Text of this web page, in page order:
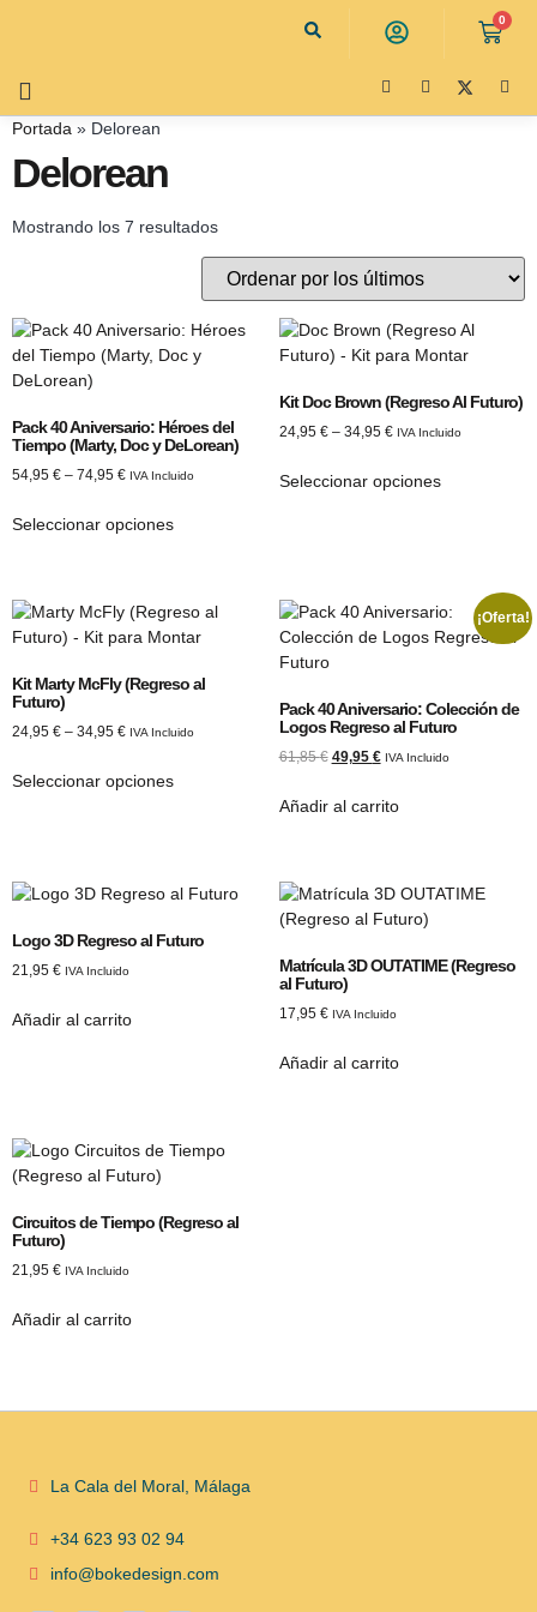
0
Portada » Delorean
Delorean
Mostrando los 7 resultados
Pack 40 Aniversario: Héroes del
Tiempo (Marty, Doc y DeLorean)
54,95 € – 74,95 € IVA Incluido
Seleccionar opciones
Kit Doc Brown (Regreso Al Futuro)
24,95 €– 34,95 € IVA Incluido
Seleccionar opciones
Kit Marty McFly (Regreso al
Futuro)
24,95 € – 34,95 € IVA Incluido
Seleccionar opciones
¡Oferta!
Pack 40 Aniversario: Colección de
Logos Regreso al Futuro
61,85€ 49,95 € IVA Incluido
Añadir al carrito
Logo 3D Regreso al Futuro
21,95 € IVA Incluido
Añadir al carrito
Matrícula 3D OUTATIME (Regreso
al Futuro)
17,95 € IVA Incluido
Añadir al carrito
Circuitos de Tiempo (Regreso al
Futuro)
21,95 € IVA Incluido
Añadir al carrito
La Cala del Moral, Málaga
+34 623 93 02 94
info@bokedesign.com